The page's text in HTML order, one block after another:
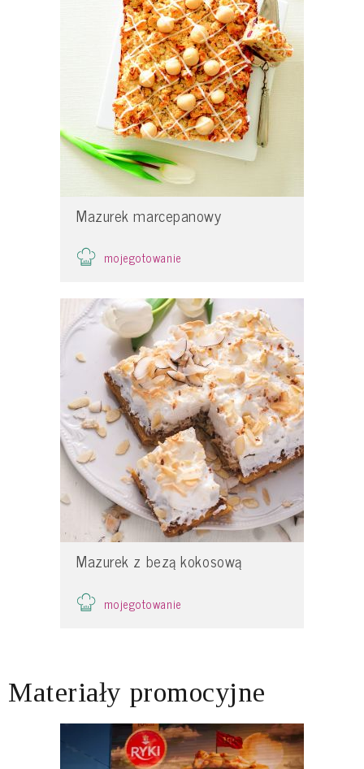
Mazurek marcepanowy
mojegotowanie
Mazurek z bezą kokosową
mojegotowanie
Materiały promocyjne